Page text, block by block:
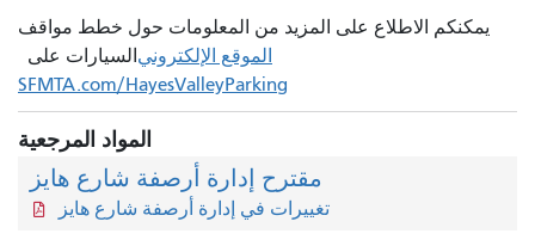
يمكنكم الاطلاع على المزيد من المعلومات حول خطط مواقف
السيارات على الموقع الإلكتروني
SFMTA.com/HayesValleyParking
المواد المرجعية
مقترح إدارة أرصفة شارع هايز
تغييرات في إدارة أرصفة شارع هايز